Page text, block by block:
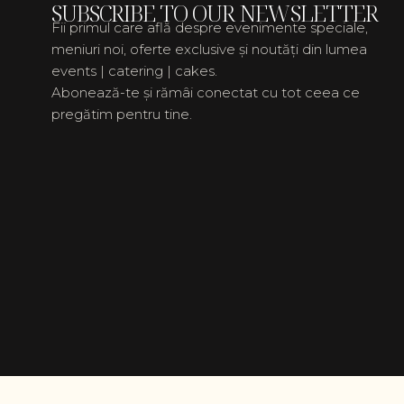
SUBSCRIBE TO OUR NEWSLETTER
Fii primul care află despre evenimente speciale,
meniuri noi, oferte exclusive și noutăți din lumea
events | catering | cakes.
Abonează-te și rămâi conectat cu tot ceea ce
pregătim pentru tine.